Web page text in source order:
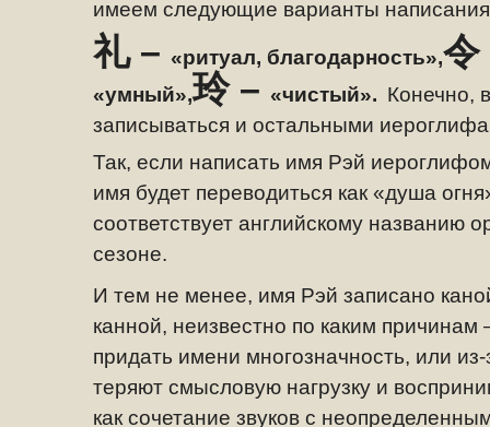
имеем следующие варианты
礼 – «ритуал, благодарность»,令
«умный»,玲 – «чистый». Конечно,
записываться и остальными
Так, если написать имя Рэй
имя будет переводиться как «душа
соответствует английскому названию
сезоне.
И тем не менее, имя Рэй записано
канной, неизвестно по каким
придать имени многозначность, или
теряют смысловую нагрузку и
как сочетание звуков с